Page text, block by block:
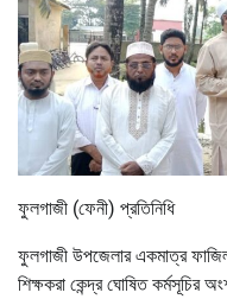
ফুলগাজী (ফেনী) প্রতিনিধি
ফুলগাজী উপজেলার একমাত্র ফাজিল
শিক্ষকরা কেন্দ্র ঘোষিত কর্মসূচির